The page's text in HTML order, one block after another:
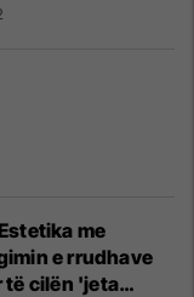
me
e rrudhave
të cilën 'jeta